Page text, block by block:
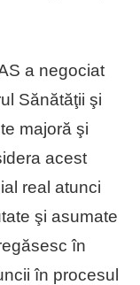
a negociat
Sănătăţii şi
majoră şi
acest
real atunci
şi asumate
în
în procesul